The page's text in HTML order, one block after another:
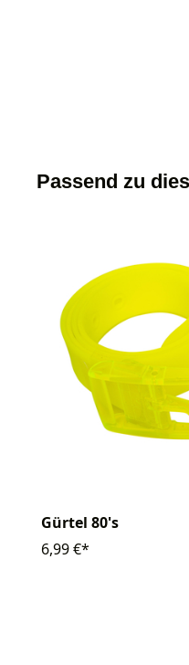
Passend zu
Gürtel 80's
6,99 €*